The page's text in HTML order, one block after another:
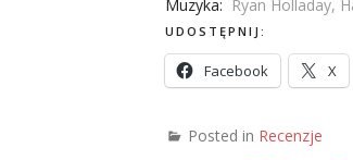
Muzyka: Ryan Holladay,
UDOSTĘPNIJ:
Facebook X
Posted in Recenzje